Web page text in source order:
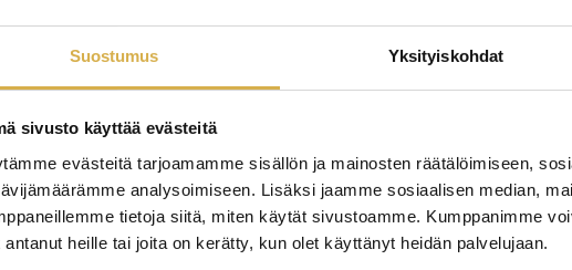
Suostumus Yksityiskohdat
sivusto käyttää evästeitä
evästeitä tarjoamamme sisällön ja mainosten räätälöimiseen,
analysoimiseen. Lisäksi jaamme sosiaalisen median,
tietoja siitä, miten käytät sivustoamme. Kumppanimme
antanut heille tai joita on kerätty, kun olet käyttänyt heidän palvelujaan.
erikoisammattitutkinto